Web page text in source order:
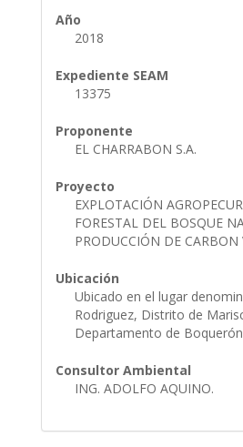
Año
2018
Expediente SEAM
13375
Proponente
EL CHARRABON S.A.
Proyecto
EXPLOTACIÓN
FORESTAL DEL BOSQUE
PRODUCCIÓN DE CARBON
Ubicación
Ubicado en el lugar
Rodriguez, Distrito de
Departamento de
Consultor Ambiental
ING. ADOLFO AQUINO.